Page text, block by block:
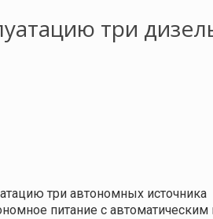
три
три автономных источника
питание с